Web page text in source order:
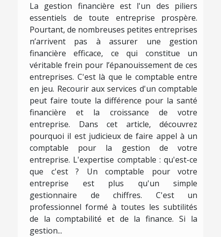
La gestion financière est l'un des piliers
essentiels de toute entreprise prospère.
Pourtant, de nombreuses petites entreprises
n’arrivent pas à assurer une gestion
financière efficace, ce qui constitue un
véritable frein pour l’épanouissement de ces
entreprises. C'est là que le comptable entre
en jeu. Recourir aux services d'un comptable
peut faire toute la différence pour la santé
financière et la croissance de votre
entreprise. Dans cet article, découvrez
pourquoi il est judicieux de faire appel à un
comptable pour la gestion de votre
entreprise. L'expertise comptable : qu'est-ce
que c'est ? Un comptable pour votre
entreprise est plus qu'un simple
gestionnaire de chiffres. C'est un
professionnel formé à toutes les subtilités
de la comptabilité et de la finance. Si la
gestion...